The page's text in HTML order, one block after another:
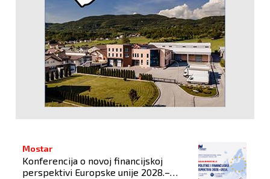
Mostar
Konferencija o novoj financijskoj
perspektivi Europske unije 2028.–